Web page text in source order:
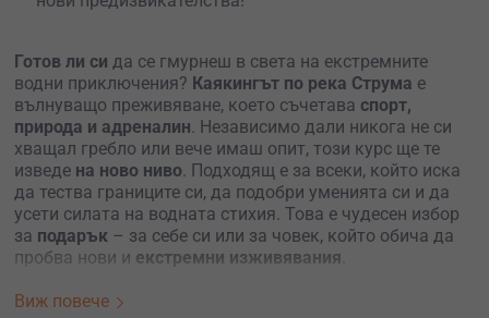
Готов ли си да се гмурнеш в света на екстремните
водни приключения? Каякингът по река Струма е
вълнуващо преживяване, което съчетава спорт,
природа и адреналин. Независимо дали никога не си
хващал гребло или вече имаш опит, този курс ще те
изведе на ново ниво. Подходящ е за всеки, който иска
да тества границите си, да подобри уменията си и да
усети силата на водната стихия. Това е чудесен избор
за подарък – за себе си или за човек, който обича да
пробва нови и екстремни изживявания
Имаш два варианта за участие:
Виж повече